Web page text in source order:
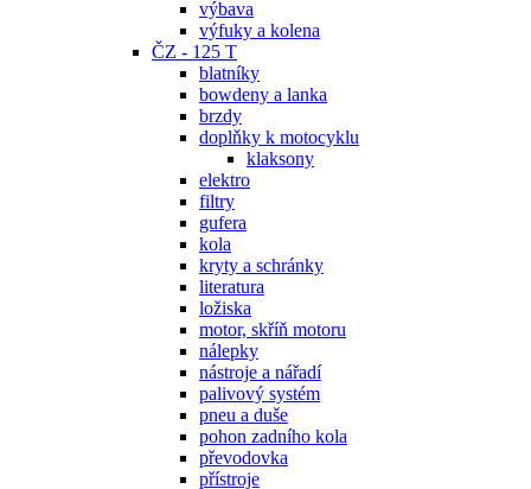
výbava
výfuky a kolena
ČZ - 125 T
blatníky
bowdeny a lanka
brzdy
doplňky k motocyklu
klaksony
elektro
filtry
gufera
kola
kryty a schránky
literatura
ložiska
motor, skříň motoru
nálepky
nástroje a nářadí
palivový systém
pneu a duše
pohon zadního kola
převodovka
přístroje